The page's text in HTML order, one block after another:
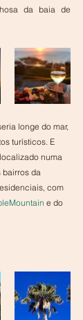
da baia de
longe do mar,
turísticos. E
numa
bairros da
com
e do